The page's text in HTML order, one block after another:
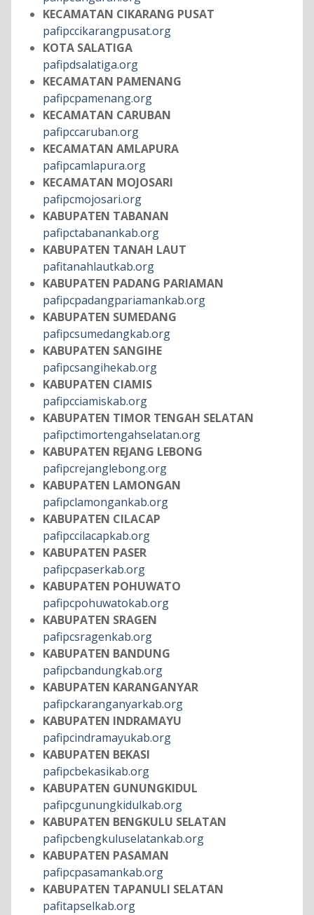
KECAMATAN CIKARANG PUSAT
pafipccikarangpusat.org
KOTA SALATIGA
pafipdsalatiga.org
KECAMATAN PAMENANG
pafipcpamenang.org
KECAMATAN CARUBAN
pafipccaruban.org
KECAMATAN AMLAPURA
pafipcamlapura.org
KECAMATAN MOJOSARI
pafipcmojosari.org
KABUPATEN TABANAN
pafipctabanankab.org
KABUPATEN TANAH LAUT
pafitanahlautkab.org
KABUPATEN PADANG PARIAMAN
pafipcpadangpariamankab.org
KABUPATEN SUMEDANG
pafipcsumedangkab.org
KABUPATEN SANGIHE
pafipcsangihekab.org
KABUPATEN CIAMIS
pafipcciamiskab.org
KABUPATEN TIMOR TENGAH SELATAN
pafipctimortengahselatan.org
KABUPATEN REJANG LEBONG
pafipcrejanglebong.org
KABUPATEN LAMONGAN
pafipclamongankab.org
KABUPATEN CILACAP
pafipccilacapkab.org
KABUPATEN PASER
pafipcpaserkab.org
KABUPATEN POHUWATO
pafipcpohuwatokab.org
KABUPATEN SRAGEN
pafipcsragenkab.org
KABUPATEN BANDUNG
pafipcbandungkab.org
KABUPATEN KARANGANYAR
pafipckaranganyarkab.org
KABUPATEN INDRAMAYU
pafipcindramayukab.org
KABUPATEN BEKASI
pafipcbekasikab.org
KABUPATEN GUNUNGKIDUL
pafipcgunungkidulkab.org
KABUPATEN BENGKULU SELATAN
pafipcbengkuluselatankab.org
KABUPATEN PASAMAN
pafipcpasamankab.org
KABUPATEN TAPANULI SELATAN
pafitapselkab.org